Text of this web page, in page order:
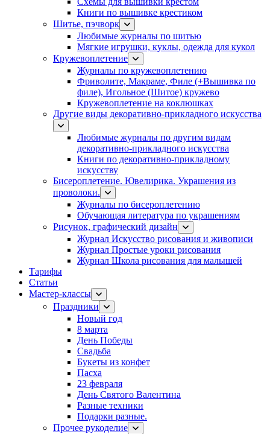
Книги по вышивке крестиком
Шитье, пэчворк
Любимые журналы по шитью
Мягкие игрушки, куклы, одежда для кукол
Кружевоплетение
Журналы по кружевоплетению
Фриволите, Макраме, Филе (+Вышивка по
филе), Игольное (Шитое) кружево
Кружевоплетение на коклюшках
Другие виды декоративно-прикладного искусства
Любимые журналы по другим видам
декоративно-прикладного искусства
Книги по декоративно-прикладному
искусству
Бисероплетение. Ювелирика. Украшения из
проволоки.
Журналы по бисероплетению
Обучающая литература по украшениям
Рисунок, графический дизайн
Журнал Искусство рисования и живописи
Журнал Простые уроки рисования
Журнал Школа рисования для малышей
Тарифы
Статьи
Мастер-классы
Праздники
Новый год
8 марта
День Победы
Свадьба
Букеты из конфет
Пасха
23 февраля
День Святого Валентина
Разные техники
Подарки разные.
Прочее рукоделие